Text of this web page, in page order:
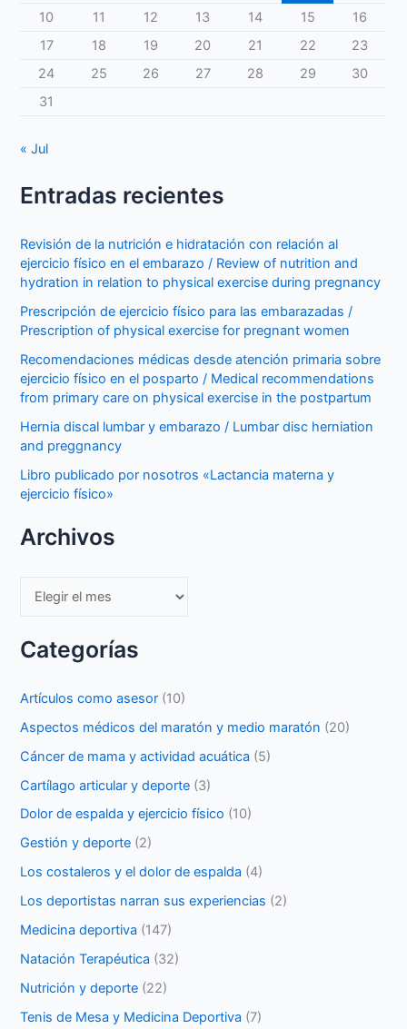
10
11 12 13 14 15
16
17
18 19 20 21 22
23
24
25 26 27 28 29
30
31
« Jul
Entradas recientes
Revisión de la nutrición e hidratación con relación al
ejercicio físico en el embarazo / Review of nutrition and
hydration in relation to physical exercise during pregnancy
Prescripción de ejercicio físico para las embarazadas /
Prescription of physical exercise for pregnant women
Recomendaciones médicas desde atención primaria sobre
ejercicio físico en el posparto / Medical recommendations
from primary care on physical exercise in the postpartum
Hernia discal lumbar y embarazo / Lumbar disc herniation
and preggnancy
Libro publicado por nosotros «Lactancia materna y
ejercicio físico»
Archivos
Archivos
Categorías
Artículos como asesor (10)
Aspectos médicos del maratón y medio maratón (20)
Cáncer de mama y actividad acuática (5)
Cartílago articular y deporte (3)
Dolor de espalda y ejercicio físico (10)
Gestión y deporte (2)
Los costaleros y el dolor de espalda (4)
Los deportistas narran sus experiencias (2)
Medicina deportiva (147)
Natación Terapéutica (32)
Nutrición y deporte (22)
Tenis de Mesa y Medicina Deportiva (7)